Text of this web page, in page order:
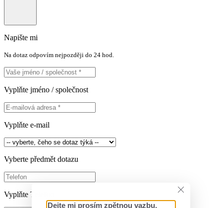
Napište mi
Na dotaz odpovím nejpozději do 24 hod.
Vyplňte jméno / společnost
Vyplňte e-mail
Vyberte předmět dotazu
Vyplňte Telefon